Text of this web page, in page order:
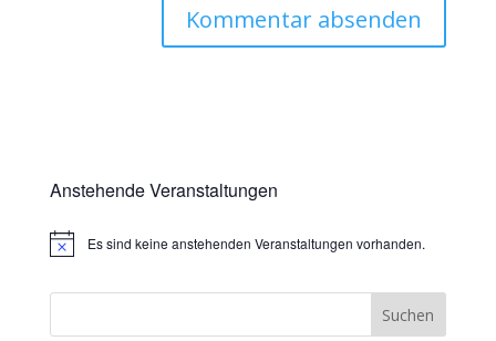
Anstehende Veranstaltungen
HinweisEs sind keine anstehenden Veranstaltungen vorhanden.